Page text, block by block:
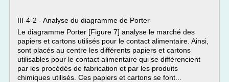
III-4-2 - Analyse du diagramme de Porter
Le diagramme Porter [Figure 7] analyse le marché des
papiers et cartons utilisés pour le contact alimentaire. Ainsi,
sont placés au centre les différents papiers et cartons
utilisables pour le contact alimentaire qui se différencient
par les procédés de fabrication et par les produits
chimiques utilisés. Ces papiers et cartons se font...